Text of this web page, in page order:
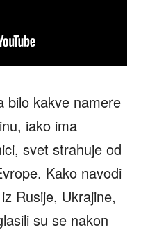
bilo kakve namere
iako ima
svet strahuje od
Kako navodi
Rusije, Ukrajine,
su se nakon